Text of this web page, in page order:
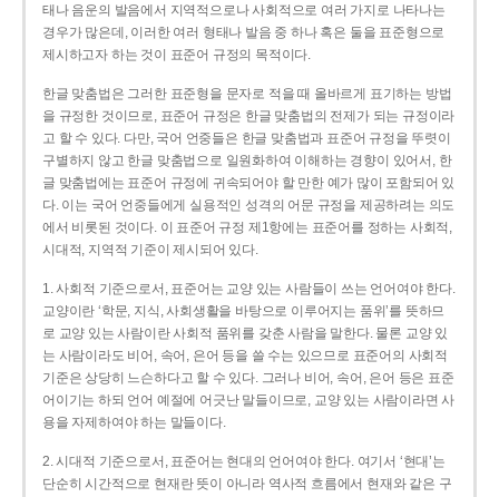
태나 음운의 발음에서 지역적으로나 사회적으로 여러 가지로 나타나는
경우가 많은데, 이러한 여러 형태나 발음 중 하나 혹은 둘을 표준형으로
제시하고자 하는 것이 표준어 규정의 목적이다.
한글 맞춤법은 그러한 표준형을 문자로 적을 때 올바르게 표기하는 방법
을 규정한 것이므로, 표준어 규정은 한글 맞춤법의 전제가 되는 규정이라
고 할 수 있다. 다만, 국어 언중들은 한글 맞춤법과 표준어 규정을 뚜렷이
구별하지 않고 한글 맞춤법으로 일원화하여 이해하는 경향이 있어서, 한
글 맞춤법에는 표준어 규정에 귀속되어야 할 만한 예가 많이 포함되어 있
다. 이는 국어 언중들에게 실용적인 성격의 어문 규정을 제공하려는 의도
에서 비롯된 것이다. 이 표준어 규정 제1항에는 표준어를 정하는 사회적,
시대적, 지역적 기준이 제시되어 있다.
1. 사회적 기준으로서, 표준어는 교양 있는 사람들이 쓰는 언어여야 한다.
교양이란 ‘학문, 지식, 사회생활을 바탕으로 이루어지는 품위’를 뜻하므
로 교양 있는 사람이란 사회적 품위를 갖춘 사람을 말한다. 물론 교양 있
는 사람이라도 비어, 속어, 은어 등을 쓸 수는 있으므로 표준어의 사회적
기준은 상당히 느슨하다고 할 수 있다. 그러나 비어, 속어, 은어 등은 표준
어이기는 하되 언어 예절에 어긋난 말들이므로, 교양 있는 사람이라면 사
용을 자제하여야 하는 말들이다.
2. 시대적 기준으로서, 표준어는 현대의 언어여야 한다. 여기서 ‘현대’는
단순히 시간적으로 현재란 뜻이 아니라 역사적 흐름에서 현재와 같은 구